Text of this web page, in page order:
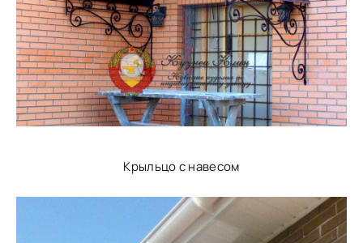
Крыльцо с навесом